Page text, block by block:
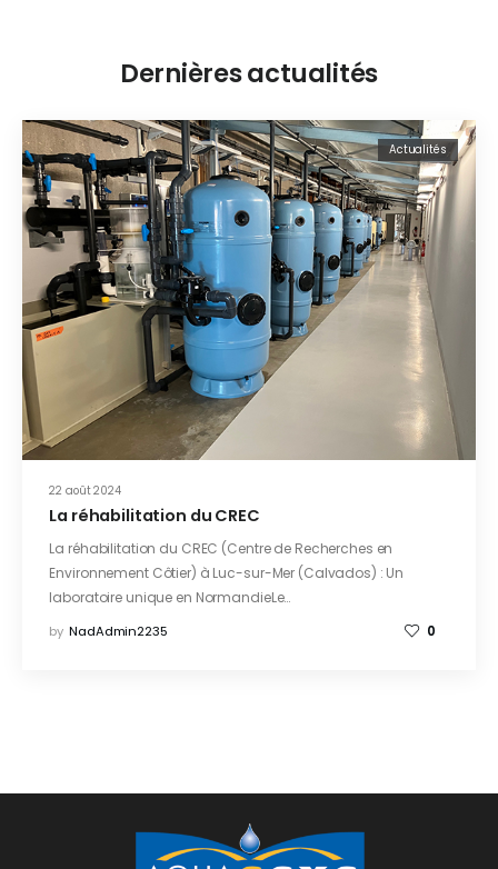
Dernières actualités
22 août 2024
Actualités
La réhabilitation du CREC​
La réhabilitation du CREC (Centre de Recherches en
Environnement Côtier) à Luc-sur-Mer (Calvados) : Un
laboratoire unique en NormandieLe…
by NadAdmin2235 0